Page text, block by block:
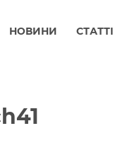
НОВИНИ СТАТТІ